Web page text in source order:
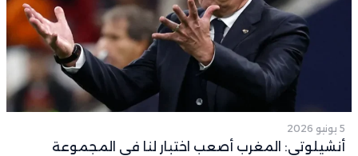
5 يونيو 2026
أنشيلوتي: المغرب أصعب اختبار لنا في المجموعة